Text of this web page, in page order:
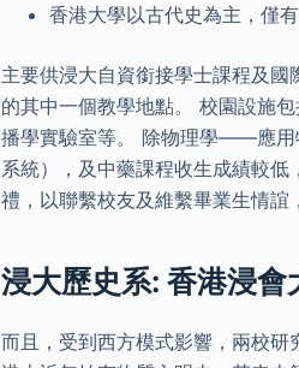
香港大學以古代史為主，僅
主要供浸大自資銜接學士課程及
的其中一個教學地點。 校園設施
播學實驗室等。 除物理學——應用
系統），及中藥課程收生成績較
禮，以聯繫校友及維繫畢業生情誼
浸大歷史系: 香港浸會
而且，受到西方模式影響，兩校研